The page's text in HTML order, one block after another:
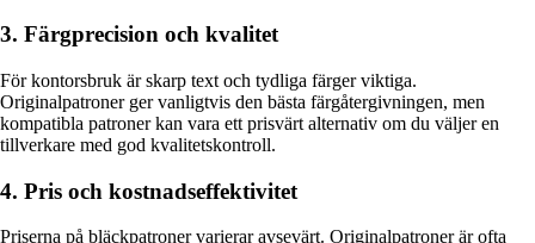
3. Färgprecision och kvalitet
För kontorsbruk är skarp text och tydliga färger viktiga.
Originalpatroner ger vanligtvis den bästa färgåtergivningen, men
kompatibla patroner kan vara ett prisvärt alternativ om du väljer en
tillverkare med god kvalitetskontroll.
4. Pris och kostnadseffektivitet
Priserna på bläckpatroner varierar avsevärt. Originalpatroner är ofta